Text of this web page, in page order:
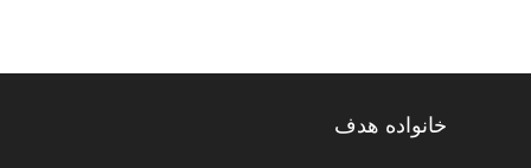
خانواده هدف